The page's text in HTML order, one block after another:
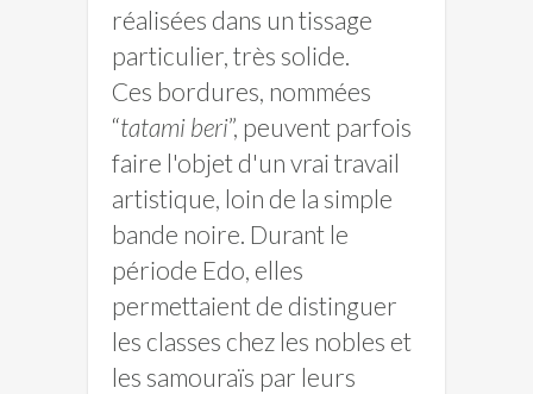
réalisées dans un tissage
particulier, très solide.
Ces bordures, nommées
“tatami beri”, peuvent parfois
faire l'objet d'un vrai travail
artistique, loin de la simple
bande noire. Durant le
période Edo, elles
permettaient de distinguer
les classes chez les nobles et
les samouraïs par leurs